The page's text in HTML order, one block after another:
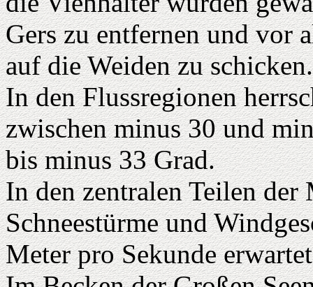
Gers zu entfernen und vor
auf die Weiden zu schicken.
In den Flussregionen
zwischen minus 30 und
bis minus 33 Grad.
In den zentralen Teilen
Schneestürme und
Meter pro Sekunde